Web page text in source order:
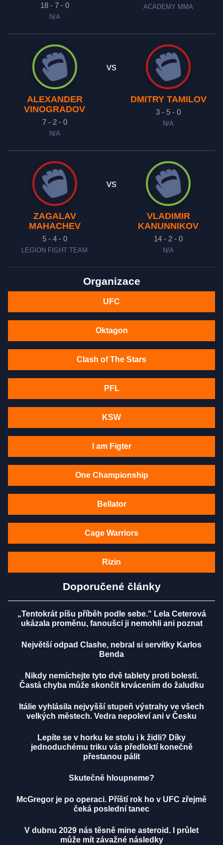
18 - 7 - 0
N/A
ACADEMY MMA
ALEXANDER
VINOGRADOV
7 - 2 - 0
N/A
vs
DMITRY TAMILOV
3 - 5 - 0
N/A
ZAGALAV
MAHACHEV
5 - 4 - 0
LEGION FIGHT TEAM
vs
VLADIMIR
KANUNNIKOV
14 - 2 - 0
N/A
Organizace
UFC
Oktagon
Clash of The Stars
PFL
KSW
I am Figter
One Championship
Bellator
Cage Warriors
Rizin
Doporučené články
„Tentokrát píšu příběh podle sebe." Lela Ceterová
ukázala proměnu, fanoušci ji nemohli ani poznat
Největší odpad Clashe, nebral si servítky Karlos
Benda
Nikdy nemíchejte tyto dvě tablety proti bolesti.
Častá chyba může skončit krvácením do žaludku
Itálie vyhlásila nejvyšší stupeň výstrahy ve všech
velkých městech. Vedra nepoleví ani v Česku
Lepíte se v horku ke stolu i k židli? Díky
jednoduchému triku vás předloktí konečně
přestanou pálit
Skutečně hloupneme?
McGregor je po operaci. Příští rok ho v UFC zřejmě
čeká poslední tanec
V dubnu 2029 nás těsně mine asteroid. I průlet
může mít závažné následky